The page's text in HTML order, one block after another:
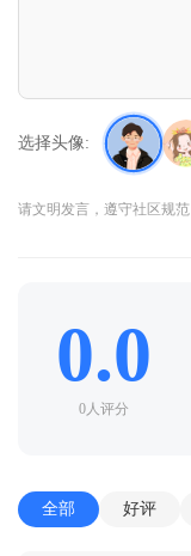
选择头像:
请文明发言，遵守社区规范
0.0
0人评分
全部 好评